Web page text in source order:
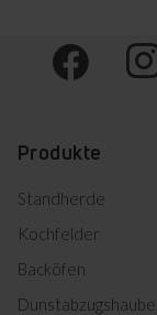
Produkte
Standherde
Kochfelder
Backöfen